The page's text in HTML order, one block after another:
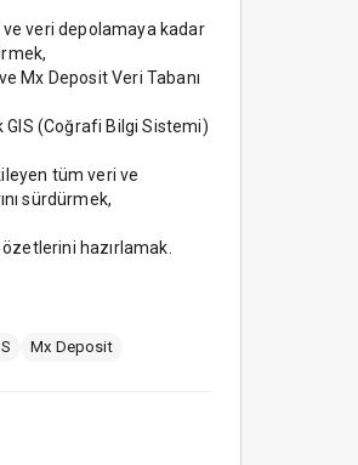
veri depolamaya kadar
Mx Deposit Veri Tabanı
GIS (Coğrafi Bilgi Sistemi)
tüm veri ve
sürdürmek,
hazırlamak.
Mx Deposit